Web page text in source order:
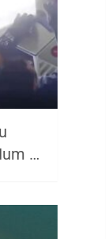
…